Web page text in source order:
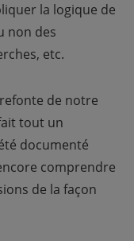
la logique de
non des
etc.
de notre
tout un
documenté
comprendre
de la façon